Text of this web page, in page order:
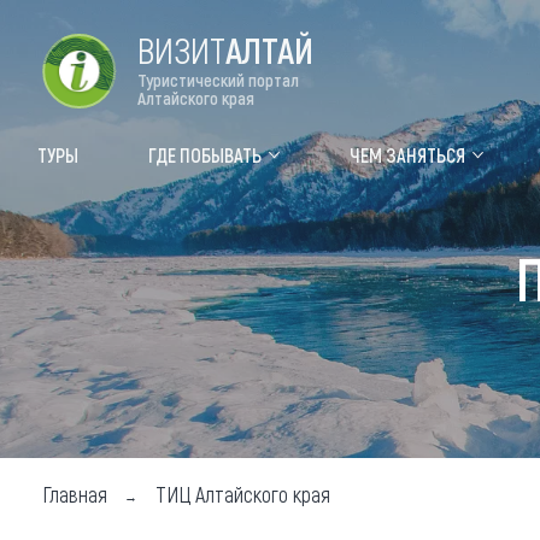
Туры Где
Топ
Для
ВИЗИТАЛТАЙ
Туристический портал
Алтайского края
ТУРЫ ГДЕ ПОБЫВАТЬ ЧЕМ ЗАНЯТЬСЯ
Главная ТИЦ Алтайского края